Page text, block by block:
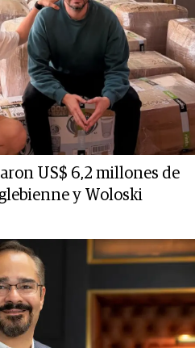
US$ 6,2 millones de
y Woloski